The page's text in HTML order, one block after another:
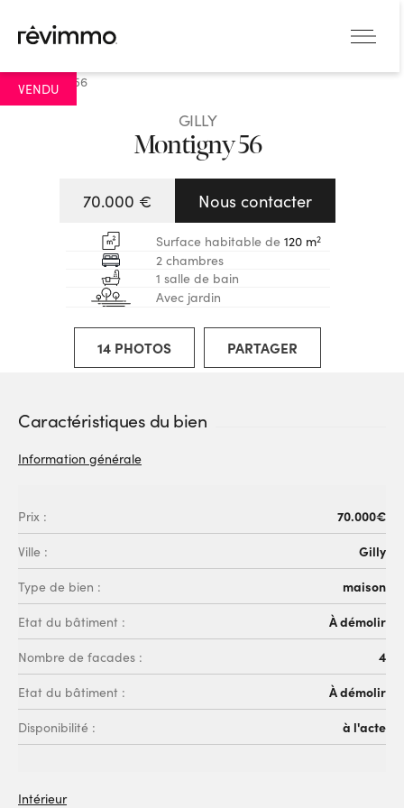
VENDU
GILLY
Montigny 56
70.000 € Nous contacter
Surface habitable de 120 m2
2 chambres
1 salle de bain
Avec jardin
14 PHOTOS PARTAGER
Caractéristiques du bien
Information générale
Prix : 70.000€
Ville : Gilly
Type de bien : maison
Etat du bâtiment : À démolir
Nombre de facades : 4
Etat du bâtiment : À démolir
Disponibilité : à l'acte
Intérieur